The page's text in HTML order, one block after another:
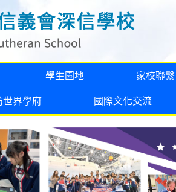
學生園地 家校聯繫
世界學府 國際文化交流